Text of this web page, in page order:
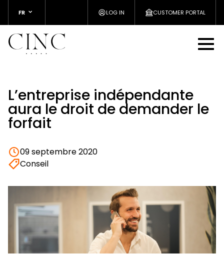
FR LOG IN CUSTOMER PORTAL
L’entreprise indépendante
aura le droit de demander le
forfait
09 septembre 2020
Conseil